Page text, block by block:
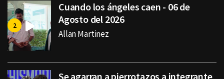
Cuando los ángeles caen - 06 de
Agosto del 2026
Allan Martinez
Se agarran a pierrotazos a integrante